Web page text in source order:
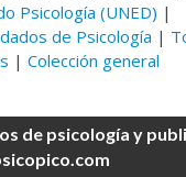
Psicología (UNED) |
de Psicología |
|Colección general
de psicología y